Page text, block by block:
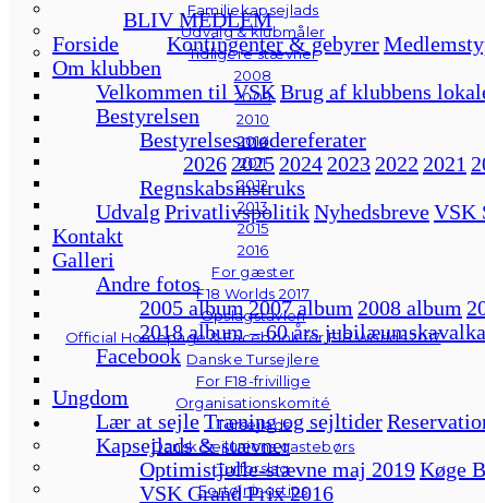
Familiekapsejlads
Udvalg & klubmåler
Tidligere stævner
2008
2009
2010
2014
2011
2012
2013
2015
2016
For gæster
F18 Worlds 2017
Opslagstavlen
Official Homepage & Facebook for F18 Worlds 2017
Danske Tursejlere
For F18-frivillige
Organisationskomité
Tursejlads
Dansk Sejlunions gastebørs
Turforslag
Fortøjningstips
Forside
BLIV MEDLEM
Kontingenter & gebyrer
Om klubben
Velkommen til VSKBrug af klubbens
Bestyrelsen
Bestyrelsesmødereferater
2026 2025 2024 2023 2022 2021
Regnskabsinstruks
Udvalg PrivatlivspolitikNyhedsbreveVSK
Kontakt
Galleri
Andre fotos
2005 album2007 album 2008 album
2018 album – 60 års
Facebook
Ungdom
Lær at sejleTræning og sejltider
Kapsejlads & stævner
Optimistjolle-stævne maj 2019Køge
VSK Grand Prix 2016